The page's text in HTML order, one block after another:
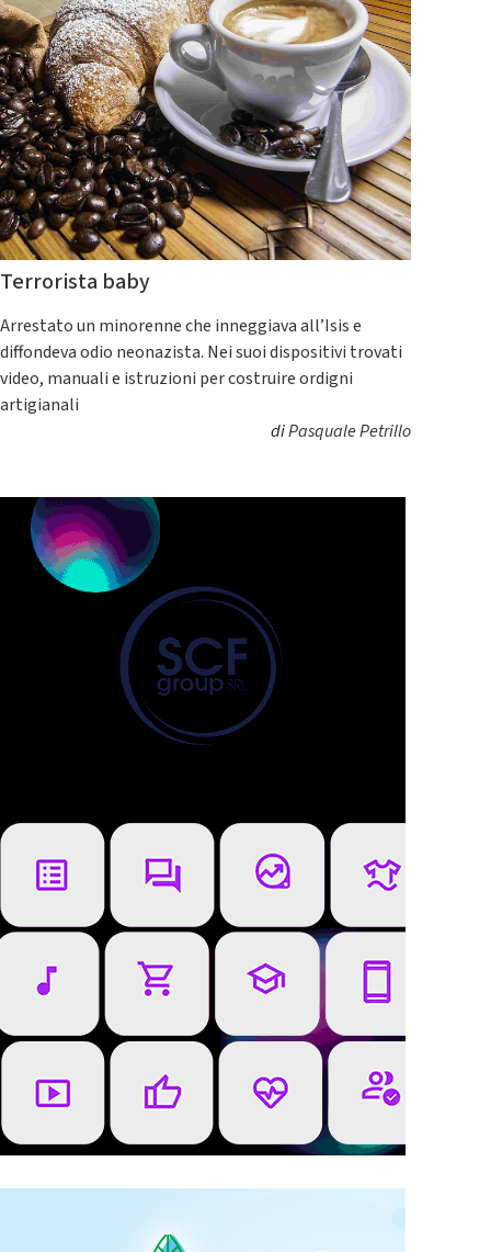
Terrorista baby
Arrestato un minorenne che inneggiava all’Isis e
diffondeva odio neonazista. Nei suoi dispositivi trovati
video, manuali e istruzioni per costruire ordigni
artigianali
diPasquale Petrillo